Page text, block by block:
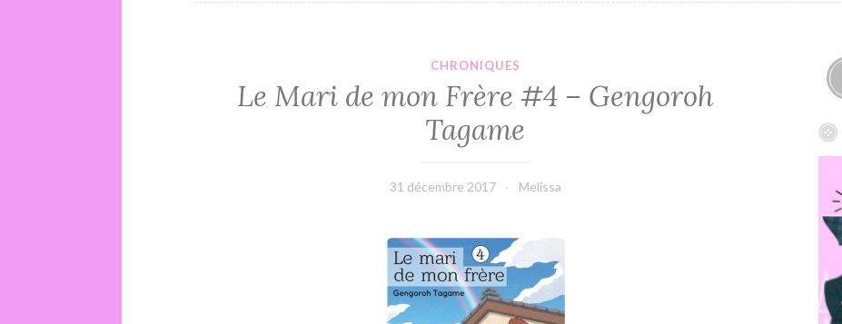
CHRONIQUES
Le Mari de mon Frère #4 – Gengoroh
Tagame
31 décembre 2017 Melissa